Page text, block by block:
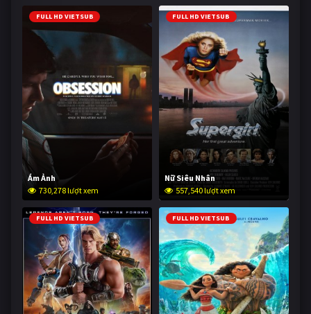
FULL HD VIETSUB
Ám Ảnh
730,278 lượt xem
FULL HD VIETSUB
Nữ Siêu Nhân
557,540 lượt xem
FULL HD VIETSUB FULL HD VIETSUB